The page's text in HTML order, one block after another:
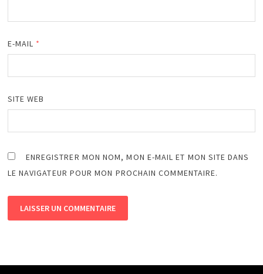
E-MAIL *
SITE WEB
ENREGISTRER MON NOM, MON E-MAIL ET MON SITE DANS
LE NAVIGATEUR POUR MON PROCHAIN COMMENTAIRE.